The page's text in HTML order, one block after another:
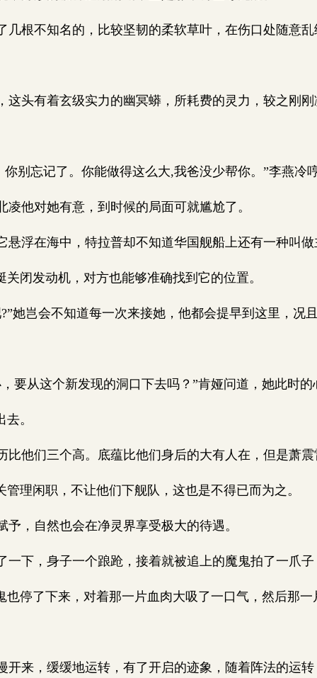
根不知名的，比较坚韧的柔软草叶，在伤口处随意乱
头有着玄级实力的幽冥蟒，所耗费的灵力，较之刚刚
别忘记了。你能做得这么大,我爸没少帮你。”李燕冷
他对她有意，到时候的局面可就尴尬了。
浮在海中，特拉普却不知道华国舰船上还有一种叫做
闭发动机，对方也能够准确找到它的位置。
岂会不知道每一次来接她，他都会提早到这里，况
从这个新发现的洞口下去吗？”肯娅问道，她此时的
。
他们三个高。底蕴比他们身后的大有人在，但是萧震
理闲职，不让他们下舰队，这也是不得已而为之。
，自然也会在净灵界享受极大的待遇。
下，身子一个踉跄，接着就被追上的魔鬼拍了一爪子
也停了下来，对着那一片血肉大吸了一口气，然后那
来，缓缓地运转，有了开启的迹象，随着阵法的运转